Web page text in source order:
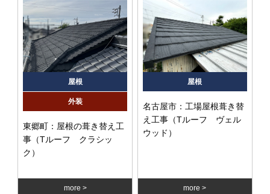
屋根
外装
東郷町：屋根の葺き替え工
事（Tルーフ クラシッ
ク）
more
屋根
名古屋市：工場屋根葺き替
え工事（Tルーフ ヴェル
ウッド）
more